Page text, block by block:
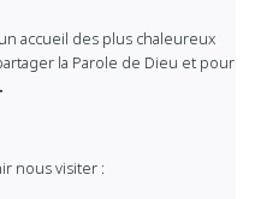
accueil des plus chaleureux
la Parole de Dieu et pour
.
nous visiter :